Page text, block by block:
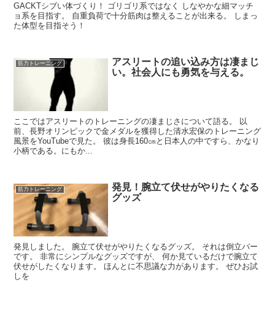
GACKTシブい体づくり！ ゴリゴリ系ではなく しなやかな細マッチ
ョ系を目指す。 自重負荷で十分筋肉は整えることが出来る。 しまっ
た体型を目指そう！
筋力トレーニング
アスリートの追い込み方は凄まじ
い。社会人にも勇気を与える。
ここではアスリートのトレーニングの凄まじさについて語る。 以
前、長野オリンピックで金メダルを獲得した清水宏保のトレーニング
風景をYouTubeで見た。 彼は身長160㎝と日本人の中ですら、かなり
小柄である。にもか...
筋力トレーニング
発見！腕立て伏せがやりたくなる
グッズ
発見しました。 腕立て伏せがやりたくなるグッズ。 それは倒立バー
です。 非常にシンプルなグッズですが、 何か見ているだけで腕立て
伏せがしたくなります。 ほんとに不思議な力があります。 ぜひお試
しを